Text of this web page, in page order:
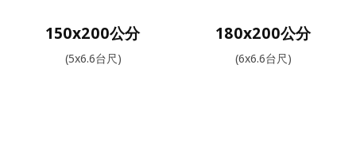
150x200公分
(5x6.6台尺)
180x200公分
(6x6.6台尺)